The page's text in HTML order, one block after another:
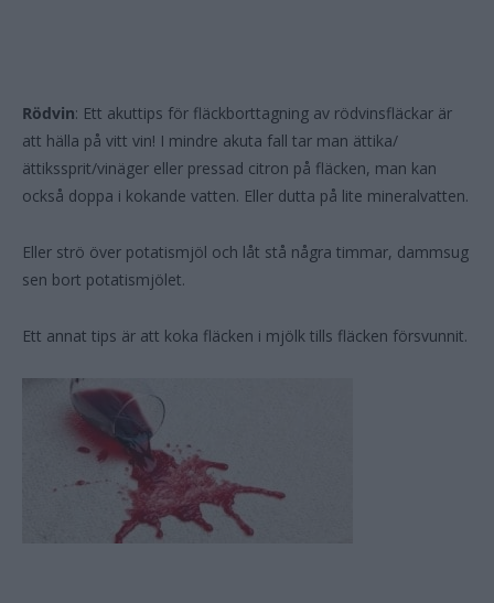
Rödvin: Ett akuttips för fläckborttagning av rödvinsfläckar är
att hälla på vitt vin! I mindre akuta fall tar man ättika/
ättikssprit/vinäger eller pressad citron på fläcken, man kan
också doppa i kokande vatten. Eller dutta på lite mineralvatten.
Eller strö över potatismjöl och låt stå några timmar, dammsug
sen bort potatismjölet.
Ett annat tips är att koka fläcken i mjölk tills fläcken försvunnit.